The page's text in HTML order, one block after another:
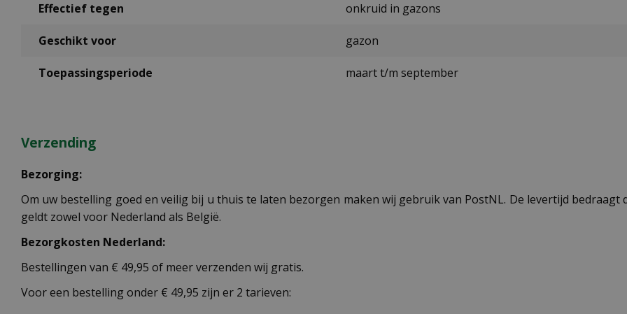
Effectief tegen onkruid in gazons
Geschikt voor gazon
Toepassingsperiode maart t/m september
Verzending
Bezorging:
Om uw bestelling goed en veilig bij u thuis te laten bezorgen maken wij gebruik van PostNL. De levertijd
geldt zowel voor Nederland als België.
Bezorgkosten Nederland:
Bestellingen van € 49,95 of meer verzenden wij gratis.
Voor een bestelling onder € 49,95 zijn er 2 tarieven: